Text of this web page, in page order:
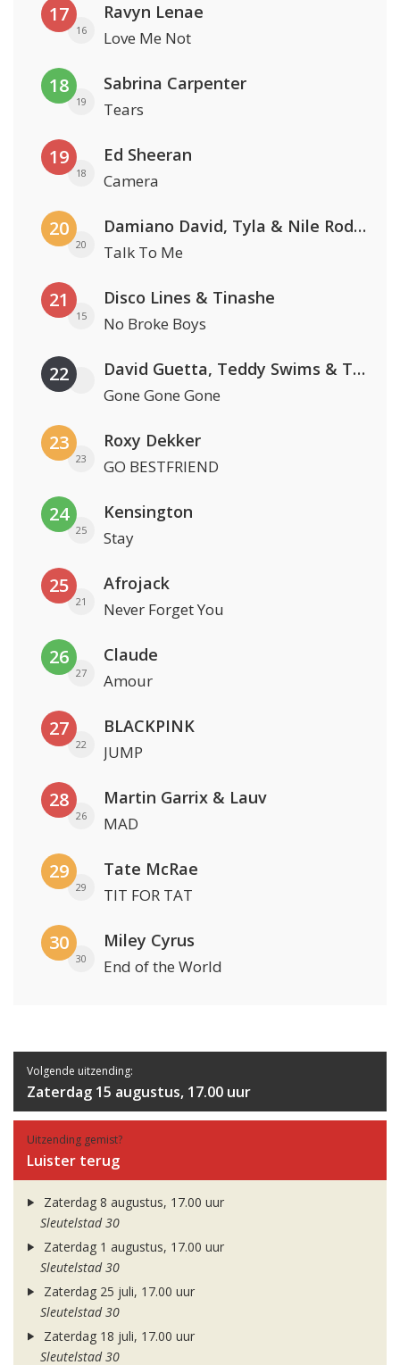
17
16
Ravyn Lenae
Love Me Not
18
19
Sabrina Carpenter
Tears
19
18
Ed Sheeran
Camera
20
20
Damiano David, Tyla & Nile Rodgers
Talk To Me
21
15
Disco Lines & Tinashe
No Broke Boys
22 David Guetta, Teddy Swims & Tones And I
Gone Gone Gone
23
23
Roxy Dekker
GO BESTFRIEND
24
25
Kensington
Stay
25
21
Afrojack
Never Forget You
26
27
Claude
Amour
27
22
BLACKPINK
JUMP
28
26
Martin Garrix & Lauv
MAD
29
29
Tate McRae
TIT FOR TAT
30
30
Miley Cyrus
End of the World
Volgende uitzending:
Zaterdag 15 augustus, 17.00 uur
Uitzending gemist?
Luister terug
Zaterdag 8 augustus, 17.00 uur
Sleutelstad 30
Zaterdag 1 augustus, 17.00 uur
Sleutelstad 30
Zaterdag 25 juli, 17.00 uur
Sleutelstad 30
Zaterdag 18 juli, 17.00 uur
Sleutelstad 30